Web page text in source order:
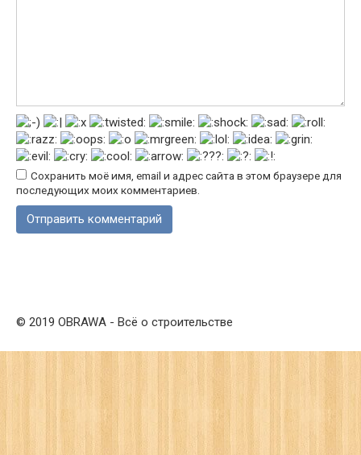
Сохранить моё имя, email и адрес сайта в этом браузере для
последующих моих комментариев.
© 2019 OBRAWA - Всё о строительстве